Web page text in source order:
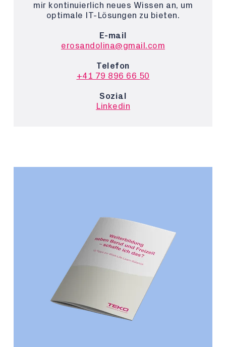
mir kontinuierlich neues Wissen an, um
optimale IT-Lösungen zu bieten.
E-mail
erosandolina@gmail.com
Telefon
+41 79 896 66 50
Sozial
Linkedin